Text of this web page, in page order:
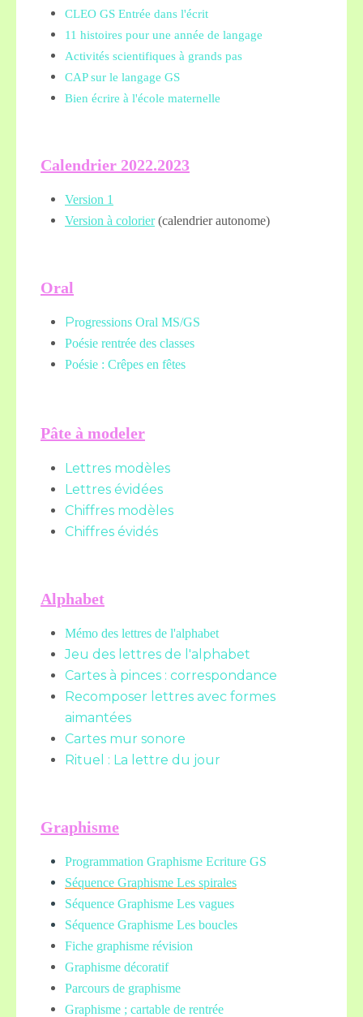
CLEO GS Entrée dans l'écrit
11 histoires pour une année de langage
Activités scientifiques à grands pas
CAP sur le langage GS
Bien écrire à l'école maternelle
Calendrier 2022.2023
Version 1
Version à colorier(calendrier autonome)
Oral
Progressions Oral MS/GS
Poésie rentrée des classes
Poésie : Crêpes en fêtes
Pâte à modeler
Lettres modèles
Lettres évidées
Chiffres modèles
Chiffres évidés
Alphabet
Mémo des lettres de l'alphabet
Jeu des lettres de l'alphabet
Cartes à pinces : correspondance
Recomposer lettres avec formes
aimantées
Cartes mur sonore
Rituel : La lettre du jour
Graphisme
Programmation Graphisme Ecriture GS
Séquence Graphisme Les spirales
Séquence Graphisme Les vagues
Séquence Graphisme Les boucles
Fiche graphisme révision
Graphisme décoratif
Parcours de graphisme
Graphisme ; cartable de rentrée